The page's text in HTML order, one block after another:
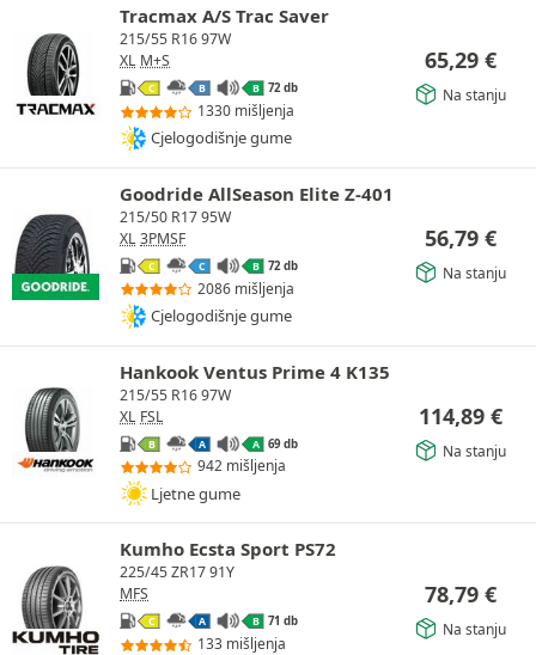
Tracmax A/S Trac Saver
215/55 R16 97W
XL M+S
C B B 72 db
1330 mišljenja
Cjelogodišnje gume
65,29 €
Na stanju
Goodride AllSeason Elite Z-401
215/50 R17 95W
XL 3PMSF
C C B 72 db
2086 mišljenja
Cjelogodišnje gume
56,79 €
Na stanju
Hankook Ventus Prime 4 K135
215/55 R16 97W
XL FSL
B A A 69 db
942 mišljenja
Ljetne gume
114,89 €
Na stanju
Kumho Ecsta Sport PS72
225/45 ZR17 91Y
MFS
C A B 71 db
133 mišljenja
78,79 €
Na stanju